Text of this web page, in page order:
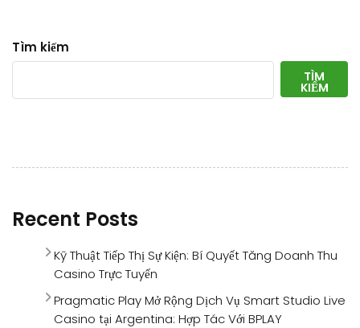
Tìm kiếm
TÌM
KIẾM
Recent Posts
Kỹ Thuật Tiếp Thị Sự Kiện: Bí Quyết Tăng Doanh Thu
Casino Trực Tuyến
Pragmatic Play Mở Rộng Dịch Vụ Smart Studio Live
Casino tại Argentina: Hợp Tác Với BPLAY